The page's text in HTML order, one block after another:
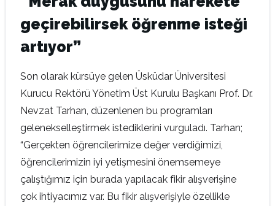
geçirebilirsek öğrenme isteği
artıyor”
Son olarak kürsüye gelen Üsküdar Üniversitesi
Kurucu Rektörü Yönetim Üst Kurulu Başkanı Prof. Dr.
Nevzat Tarhan, düzenlenen bu programları
gelenekselleştirmek istediklerini vurguladı. Tarhan;
“Gerçekten öğrencilerimize değer verdiğimizi,
öğrencilerimizin iyi yetişmesini önemsemeye
çalıştığımız için burada yapılacak fikir alışverişine
çok ihtiyacımız var. Bu fikir alışverişiyle özellikle